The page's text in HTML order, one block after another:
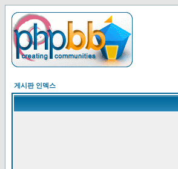
게시판 인덱스